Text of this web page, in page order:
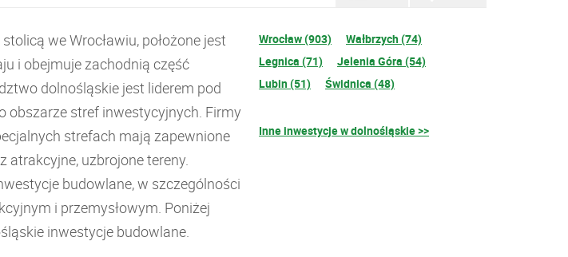
stolicą we Wrocławiu, położone jest
i obejmuje zachodnią część
dolnośląskie jest liderem pod
obszarze stref inwestycyjnych. Firmy
strefach mają zapewnione
atrakcyjne, uzbrojone tereny.
budowlane, w szczególności
i przemysłowym. Poniżej
inwestycje budowlane.
Wrocław (903)
Wałbrzych (74)
Legnica (71)
Jelenia Góra (54)
Lubin (51)
Świdnica (48)
Inne inwestycje w dolnośląskie >>